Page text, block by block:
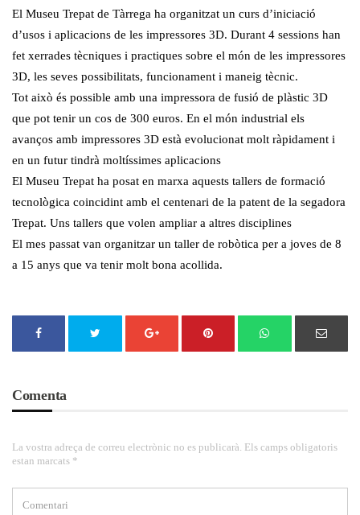
El Museu Trepat de Tàrrega ha organitzat un curs d’iniciació
d’usos i aplicacions de les impressores 3D. Durant 4 sessions han
fet xerrades tècniques i practiques sobre el món de les impressores
3D, les seves possibilitats, funcionament i maneig tècnic.
Tot això és possible amb una impressora de fusió de plàstic 3D
que pot tenir un cos de 300 euros. En el món industrial els
avanços amb impressores 3D està evolucionat molt ràpidament i
en un futur tindrà moltíssimes aplicacions
El Museu Trepat ha posat en marxa aquests tallers de formació
tecnològica coincidint amb el centenari de la patent de la segadora
Trepat. Uns tallers que volen ampliar a altres disciplines
El mes passat van organitzar un taller de robòtica per a joves de 8
a 15 anys que va tenir molt bona acollida.
Comenta
La vostra adreça de correu electrònic no es publicarà. Els camps obligatoris
estan marcats *